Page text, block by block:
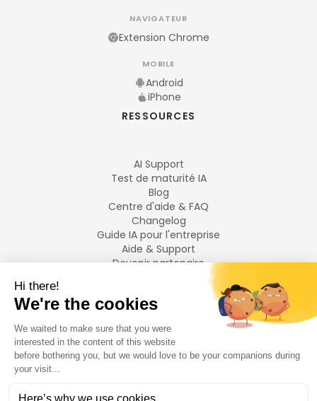
NAVIGATEUR
Extension Chrome
MOBILE
Android
iPhone
RESSOURCES
AI Support
Test de maturité IA
Blog
Centre d'aide & FAQ
Changelog
Guide IA pour l'entreprise
Aide & Support
Devenir partenaire
LANGUES
Français
English